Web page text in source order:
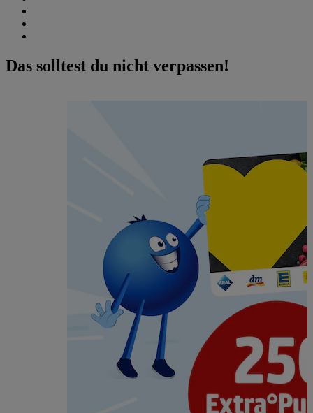
Das solltest du nicht verpassen!